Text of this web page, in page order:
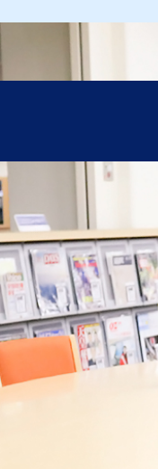
（まとめて
ラインブック
ターネットリンク
館案内
ガイド
相談（レファレン
み
状申込み（他機関
の展示
施設
館講演会